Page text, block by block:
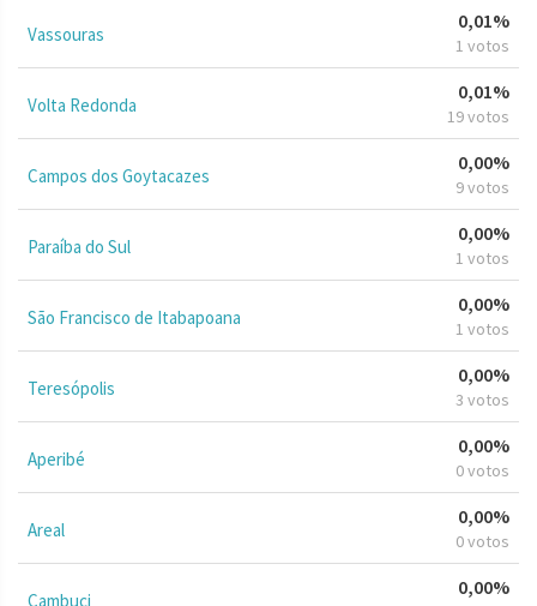
Vassouras
0,01%
1 votos
Volta Redonda
0,01%
19 votos
Campos dos Goytacazes
0,00%
9 votos
Paraíba do Sul
0,00%
1 votos
São Francisco de Itabapoana
0,00%
1 votos
Teresópolis
0,00%
3 votos
Aperibé
0,00%
0 votos
Areal
0,00%
0 votos
Cambuci
0,00%